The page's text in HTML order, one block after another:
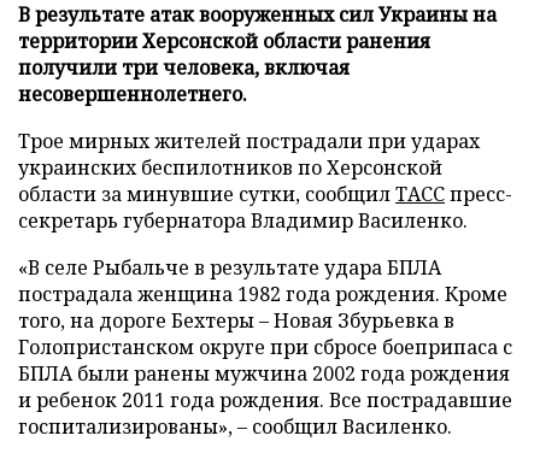
В результате атак вооруженных сил Украины на
территории Херсонской области ранения
получили три человека, включая
несовершеннолетнего.
Трое мирных жителей пострадали при ударах
украинских беспилотников по Херсонской
области за минувшие сутки, сообщилТАССпресс-
секретарь губернатора Владимир Василенко.
«В селе Рыбальче в результате удара БПЛА
пострадала женщина 1982 года рождения. Кроме
того, на дороге Бехтеры – Новая Збурьевка в
Голопристанском округе при сбросе боеприпаса с
БПЛА были ранены мужчина 2002 года рождения
и ребенок 2011 года рождения. Все пострадавшие
госпитализированы», – сообщил Василенко.